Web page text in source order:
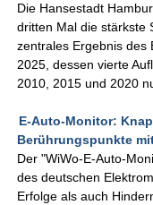
Die Hansestadt
dritten Mal die stärkste
zentrales Ergebnis des
2025, dessen vierte
2010, 2015 und 2020
E-Auto-Monitor:
Berührungspunkte
Der "WiWo-E-Auto-
des deutschen
Erfolge als auch